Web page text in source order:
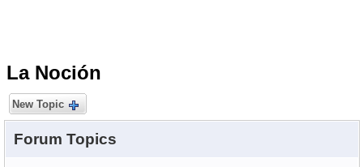
La Noción
New Topic
Forum Topics